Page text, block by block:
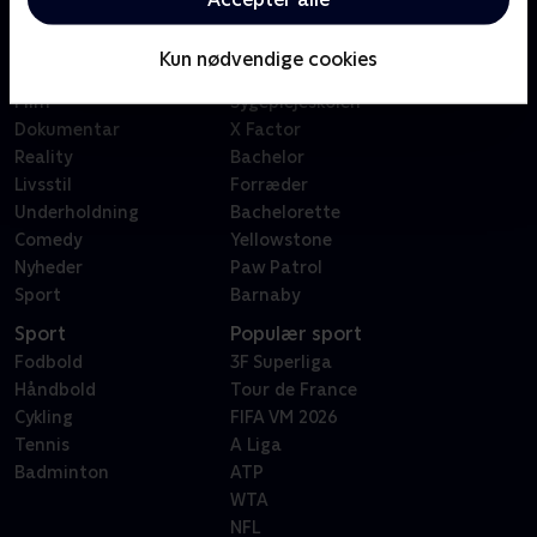
Kun nødvendige cookies
Kategorier
Film
Dokumentar
Reality
Livsstil
Underholdning
Comedy
Nyheder
Sport
Badehotellet
Sygeplejeskolen
X Factor
Bachelor
Forræder
Bachelorette
Yellowstone
Paw Patrol
Barnaby
Sport
Fodbold
Håndbold
Cykling
Tennis
Badminton
Populær sport
3F Superliga
Tour de France
FIFA VM 2026
A Liga
ATP
WTA
NFL